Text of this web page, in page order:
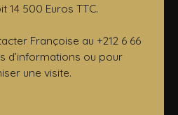
14 500 Euros TTC.
Françoise au +212 6 66
d’informations ou pour
une visite.